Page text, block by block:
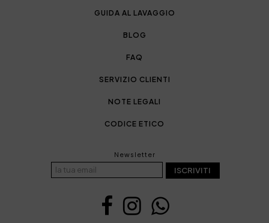
GUIDA AL LAVAGGIO
BLOG
FAQ
SERVIZIO CLIENTI
NOTE LEGALI
CODICE ETICO
Newsletter
ISCRIVITI